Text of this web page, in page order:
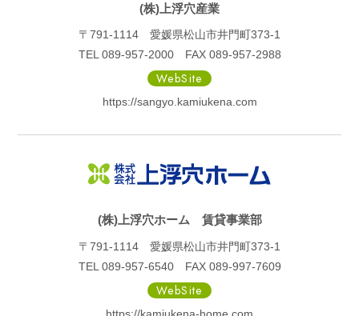
(株)上浮穴産業
〒791-1114 愛媛県松山市井門町373-1
TEL 089-957-2000 FAX 089-957-2988
WebSite
https://sangyo.kamiukena.com
(株)上浮穴ホーム 賃貸事業部
〒791-1114 愛媛県松山市井門町373-1
TEL 089-957-6540 FAX 089-997-7609
WebSite